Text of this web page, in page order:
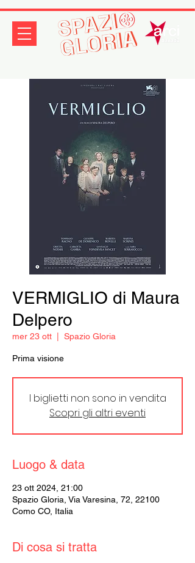
VERMIGLIO di Maura
Delpero
mer 23 ott Spazio Gloria
Prima visione
I biglietti non sono in vendita
Scopri gli altri eventi
Luogo & data
23 ott 2024, 21:00
Spazio Gloria, Via Varesina, 72, 22100
Como CO, Italia
Di cosa si tratta